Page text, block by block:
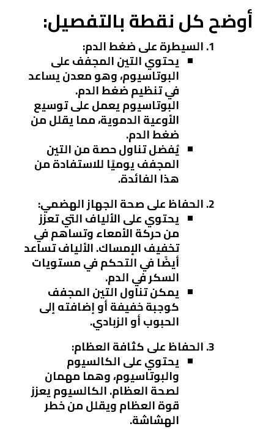
أوضح كل نقطة بالتفصيل:
السيطرة على ضغط الدم:
يحتوي التين المجفف على
البوتاسيوم، وهو معدن يساعد
في تنظيم ضغط الدم.
البوتاسيوم يعمل على توسيع
الأوعية الدموية، مما يقلل من
ضغط الدم.
يُفضل تناول حصة من التين
المجفف يوميًا للاستفادة من
هذا الفائدة.
الحفاظ على صحة الجهاز الهضمي:
يحتوي على الألياف التي تعزز
من حركة الأمعاء وتساهم في
تخفيف الإمساك. الألياف تساعد
أيضًا في التحكم في مستويات
السكر في الدم.
يمكن تناول التين المجفف
كوجبة خفيفة أو إضافته إلى
الحبوب أو الزبادي.
الحفاظ على كثافة العظام:
يحتوي على الكالسيوم
والبوتاسيوم، وهما مهمان
لصحة العظام. الكالسيوم يعزز
قوة العظام ويقلل من خطر
الهشاشة.